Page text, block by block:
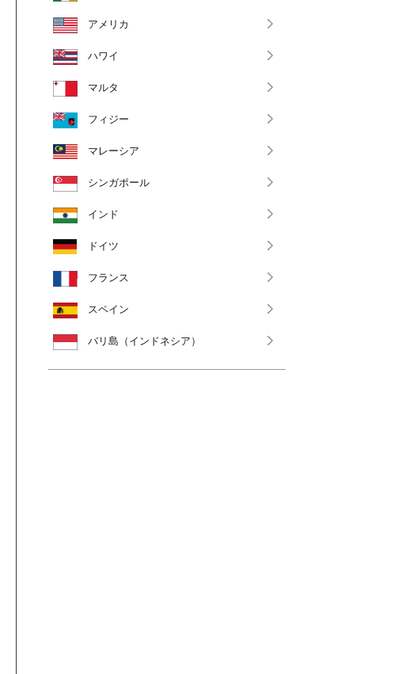
アメリカ
ハワイ
マルタ
フィジー
マレーシア
シンガポール
インド
ドイツ
フランス
スペイン
バリ島（インドネシア）